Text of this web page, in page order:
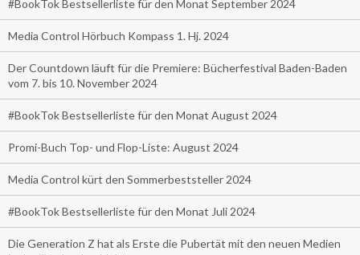
#BookTok Bestsellerliste für den Monat September 2024
Media Control Hörbuch Kompass 1. Hj. 2024
Der Countdown läuft für die Premiere: Bücherfestival Baden-Baden
vom 7. bis 10. November 2024
#BookTok Bestsellerliste für den Monat August 2024
Promi-Buch Top- und Flop-Liste: August 2024
Media Control kürt den Sommerbeststeller 2024
#BookTok Bestsellerliste für den Monat Juli 2024
Die Generation Z hat als Erste die Pubertät mit den neuen Medien